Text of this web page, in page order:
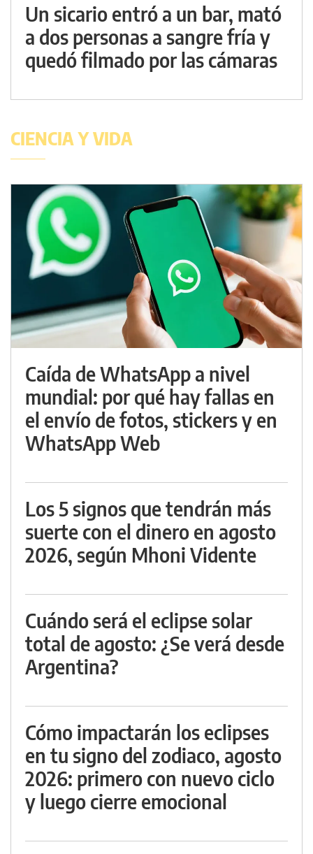
Un sicario entró a un bar, mató
a dos personas a sangre fría y
quedó filmado por las cámaras
CIENCIA Y VIDA
Caída de WhatsApp a nivel
mundial: por qué hay fallas en
el envío de fotos, stickers y en
WhatsApp Web
Los 5 signos que tendrán más
suerte con el dinero en agosto
2026, según Mhoni Vidente
Cuándo será el eclipse solar
total de agosto: ¿Se verá desde
Argentina?
Cómo impactarán los eclipses
en tu signo del zodiaco, agosto
2026: primero con nuevo ciclo
y luego cierre emocional